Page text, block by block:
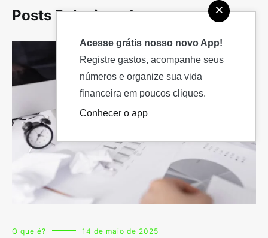
Posts Relacionados
O que é? 14 de maio de 2025
×
Acesse grátis nosso novo App!
Registre gastos, acompanhe seus
números e organize sua vida
financeira em poucos cliques.
Conhecer o app